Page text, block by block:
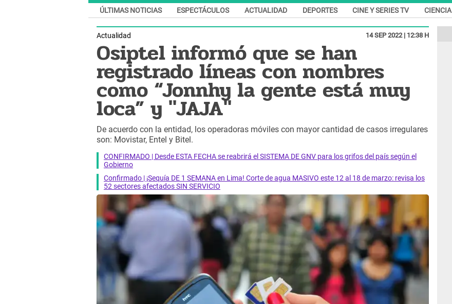
ÚLTIMAS NOTICIAS ESPECTÁCULOS ACTUALIDAD DEPORTES CINE Y SERIES TV CIENCIA
Actualidad 14 SEP 2022 | 12:38 H
Osiptel informó que se han
registrado líneas con nombres
como “Jonnhy la gente está muy
loca” y "JAJA"
De acuerdo con la entidad, los operadoras móviles con mayor cantidad de casos irregulares
son: Movistar, Entel y Bitel.
CONFIRMADO | Desde ESTA FECHA se reabrirá el SISTEMA DE GNV para los grifos del país según el
Gobierno
Confirmado | ¡Sequía DE 1 SEMANA en Lima! Corte de agua MASIVO este 12 al 18 de marzo: revisa los
52 sectores afectados SIN SERVICIO